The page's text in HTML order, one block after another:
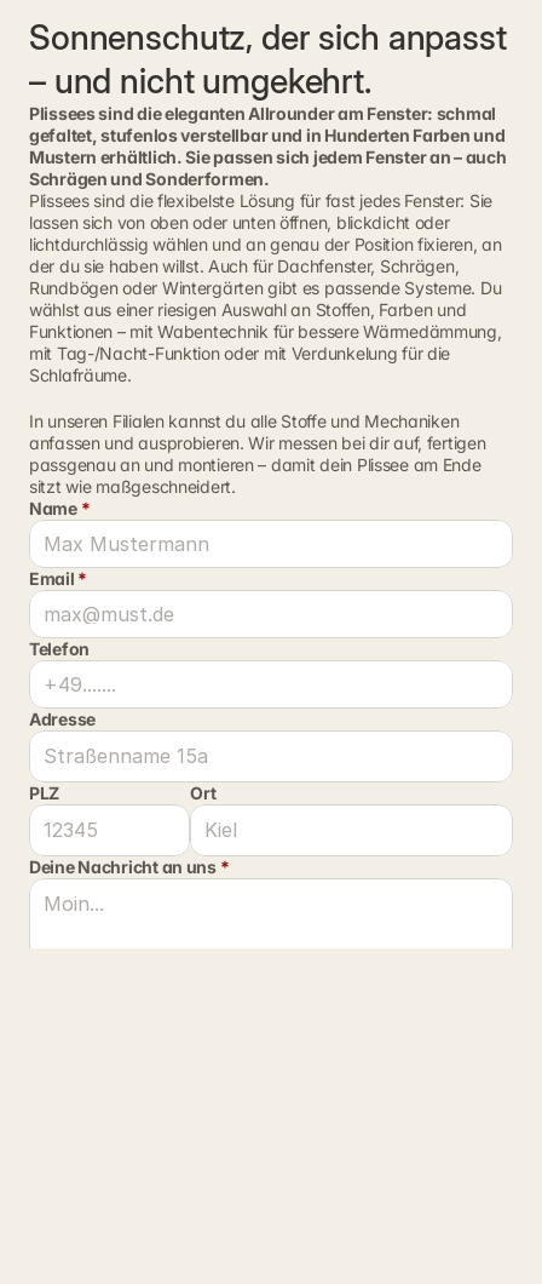
Sonnenschutz, der sich anpasst
– und nicht umgekehrt.
Plissees sind die eleganten Allrounder am Fenster: schmal
gefaltet, stufenlos verstellbar und in Hunderten Farben und
Mustern erhältlich. Sie passen sich jedem Fenster an – auch
Schrägen und Sonderformen.
Plissees sind die flexibelste Lösung für fast jedes Fenster: Sie
lassen sich von oben oder unten öffnen, blickdicht oder
lichtdurchlässig wählen und an genau der Position fixieren, an
der du sie haben willst. Auch für Dachfenster, Schrägen,
Rundbögen oder Wintergärten gibt es passende Systeme. Du
wählst aus einer riesigen Auswahl an Stoffen, Farben und
Funktionen – mit Wabentechnik für bessere Wärmedämmung,
mit Tag-/Nacht-Funktion oder mit Verdunkelung für die
Schlafräume.
In unseren Filialen kannst du alle Stoffe und Mechaniken
anfassen und ausprobieren. Wir messen bei dir auf, fertigen
passgenau an und montieren – damit dein Plissee am Ende
sitzt wie maßgeschneidert.
Name *
Email *
Telefon
Adresse
PLZ Ort
Deine Nachricht an uns *